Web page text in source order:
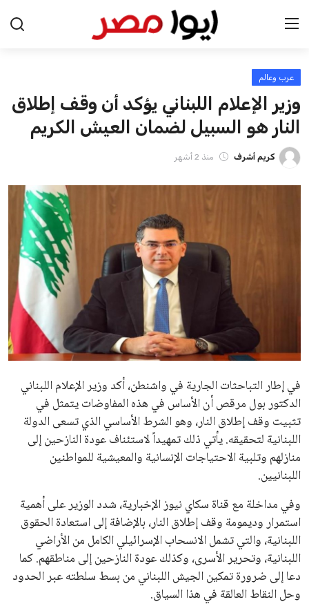
الرئيسية
اخبار مصر
عرب وعالم
علوم وتكنولوجيا
المرأة والجمال
حوادث
محافظات
عرب وعالم
وزير الإعلام اللبناني يؤكد أن وقف إطلاق
النار هو السبيل لضمان العيش الكريم
كريم أشرف منذ 2 أشهر
في إطار التباحثات الجارية في واشنطن، أكد وزير الإعلام اللبناني
الدكتور بول مرقص أن الأساس في هذه المفاوضات يتمثل في
تثبيت وقف إطلاق النار، وهو الشرط الأساسي الذي تسعى الدولة
اللبنانية لتحقيقه. يأتي ذلك تمهيداً لاستئناف عودة النازحين إلى
منازلهم وتلبية الاحتياجات الإنسانية والمعيشية للمواطنين
اللبنانيين.
وفي مداخلة مع قناة سكاي نيوز الإخبارية، شدد الوزير على أهمية
استمرار وديمومة وقف إطلاق النار، بالإضافة إلى استعادة الحقوق
اللبنانية، والتي تشمل الانسحاب الإسرائيلي الكامل من الأراضي
اللبنانية، وتحرير الأسرى، وكذلك عودة النازحين إلى مناطقهم. كما
دعا إلى ضرورة تمكين الجيش اللبناني من بسط سلطته عبر الحدود
وحل النقاط العالقة في هذا السياق.